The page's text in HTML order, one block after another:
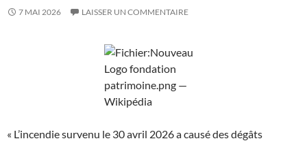
7 MAI 2026 LAISSER UN COMMENTAIRE
« L’incendie survenu le 30 avril 2026 a causé des dégâts